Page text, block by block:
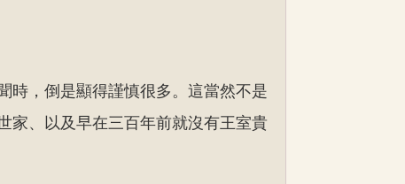
時，倒是顯得謹慎很多。這當然不是
家、以及早在三百年前就沒有王室貴